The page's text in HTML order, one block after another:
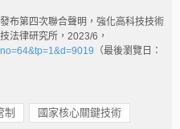
布第四次聯合聲明，強化高科技技術
法律研究所，2023/6，
（最後瀏覽日：
制
國家核心關鍵技術